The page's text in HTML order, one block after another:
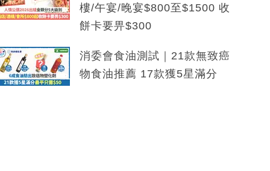
樓/午宴/晚宴$800至$1500 收
餅卡要畀$300
消委會食油測試｜21款無致癌
物食油推薦 17款獲5星滿分